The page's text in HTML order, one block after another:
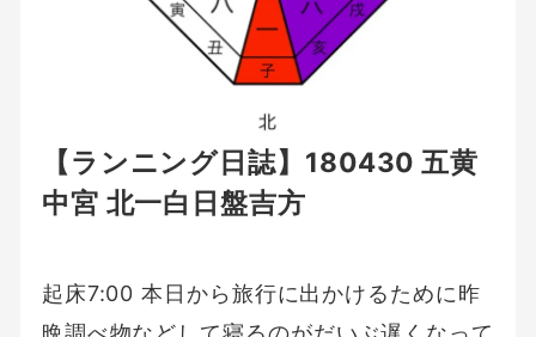
【ランニング日誌】180430 五黄
中宮 北一白日盤吉方
起床7:00 本日から旅行に出かけるために昨